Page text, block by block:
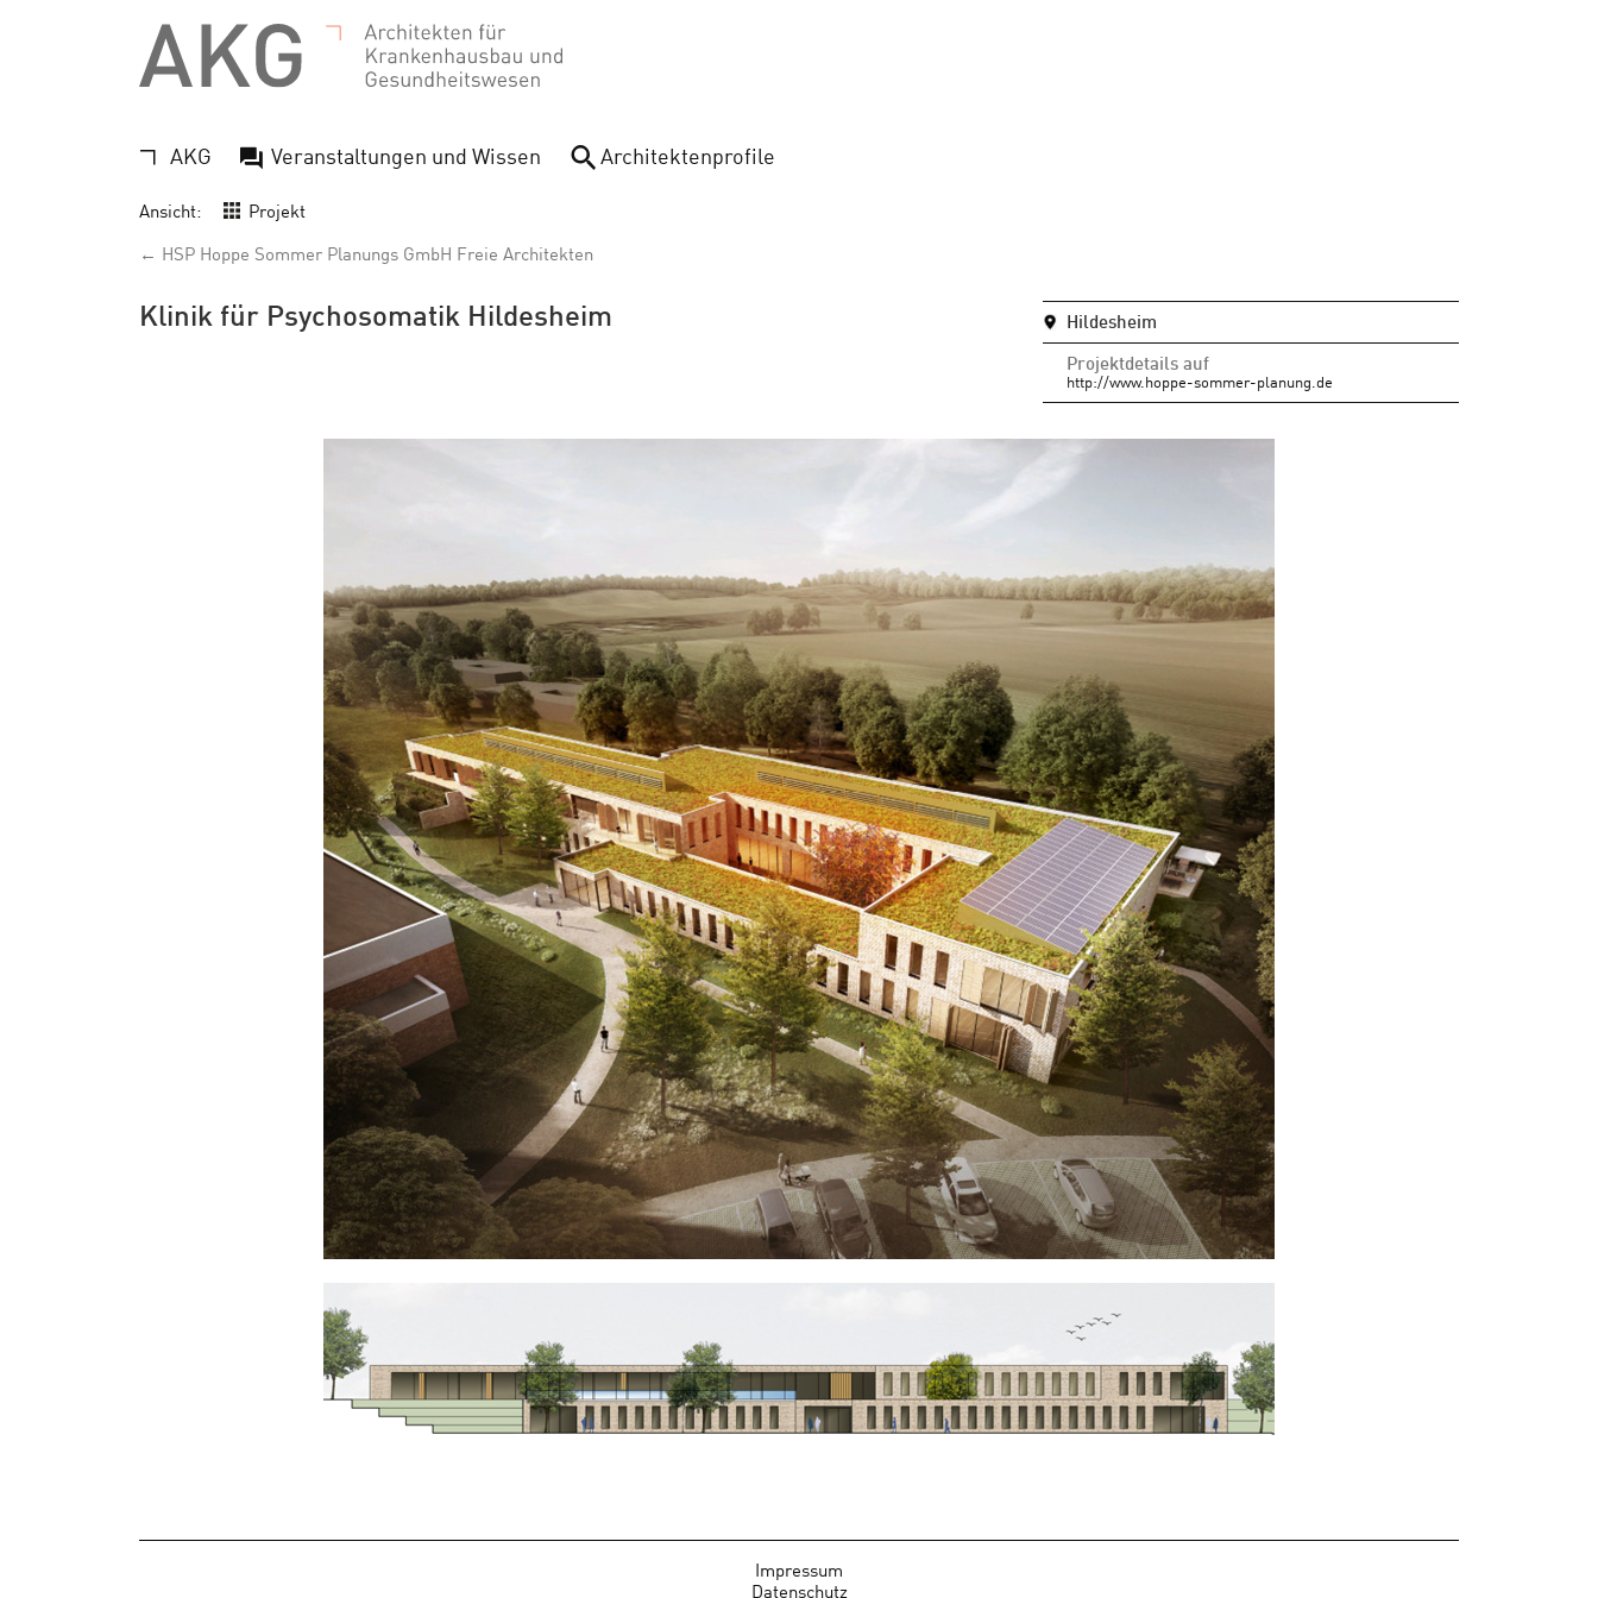
AKG Veranstaltungen und Wissen Architektenprofile
Ansicht:
Projekt
← HSP Hoppe Sommer Planungs GmbH Freie Architekten
Klinik für Psychosomatik Hildesheim
Hildesheim
Projektdetails auf
http://www.hoppe-sommer-planung.de
Impressum
Datenschutz